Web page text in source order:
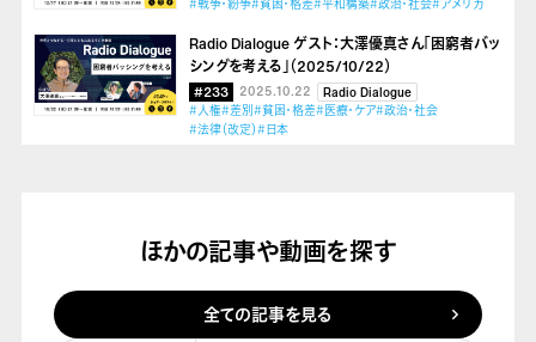
#戦争・紛争#貧困・格差#平和構築#政治・社会#アメリカ
Radio Dialogue ゲスト：大澤優真さん「困窮者バッ
シングを考える」（2025/10/22）
#233 2025.10.22
Radio Dialogue
#人権#差別#貧困・格差#医療・ケア#政治・社会
#法律（改定）#日本
ほかの記事や動画を探す
全ての記事を見る